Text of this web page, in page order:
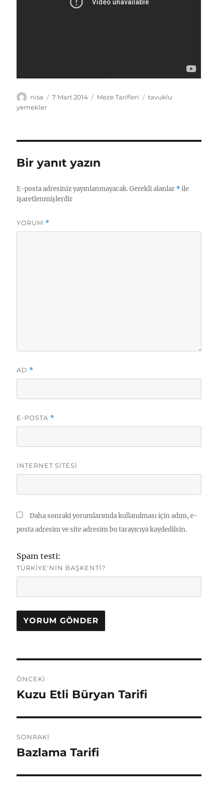
Yazar
nisa
Yayın
7 Mart 2014 Kategoriler
Meze Tarifleri Etiketler
tavuklu
yemekler
Bir yanıt yazın
E-posta adresiniz yayınlanmayacak. Gerekli alanlar *ile
işaretlenmişlerdir
YORUM *
AD *
E-POSTA *
İNTERNET SITESI
Daha sonraki yorumlarımda kullanılması için adım, e-
posta adresim ve site adresim bu tarayıcıya kaydedilsin.
Spam testi:
TÜRKIYE'NIN BAŞKENTI?
gezinmesi
ÖNCEKI
Önceki
Kuzu Etli Büryan Tarifi
SONRAKI
Sonraki
Bazlama Tarifi